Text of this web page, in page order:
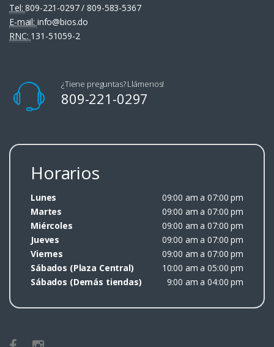
Tel:809-221-0297 / 809-583-5367
E-mail: info@bios.do
RNC: 131-51059-2
¿Tiene preguntas? Llámenos!
809-221-0297
Horarios
Lunes
09:00 am a 07:00 pm
Martes
09:00 am a 07:00 pm
Miércoles
09:00 am a 07:00 pm
Jueves
09:00 am a 07:00 pm
Viernes
09:00 am a 07:00 pm
Sábados (Plaza Central)
10:00 am a 05:00 pm
Sábados (Demás tiendas)
9:00 am a 04:00 pm